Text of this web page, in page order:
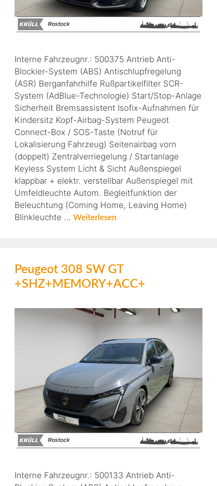
Interne Fahrzeugnr.: 500375 Antrieb Anti-
Blockier-System (ABS) Antischlupfregelung
(ASR) Berganfahrhilfe Rußpartikelfilter SCR-
System (AdBlue-Technologie) Start/Stop-Anlage
Sicherheit Bremsassistent Isofix-Aufnahmen für
Kindersitz Kopf-Airbag-System Peugeot
Connect-Box / SOS-Taste (Notruf für
Lokalisierung Fahrzeug) Seitenairbag vorn
(doppelt) Zentralverriegelung / Startanlage
Keyless System Licht & Sicht Außenspiegel
klappbar + elektr. verstellbar Außenspiegel mit
Umfeldleuchte Autom. Begleitfunktion der
Beleuchtung (Coming Home, Leaving Home)
Blinkleuchte … Weiterlesen
Peugeot 308 SW GT
+SHZ+MEMORY+ACC+
Interne Fahrzeugnr.: 500133 Antrieb Anti-